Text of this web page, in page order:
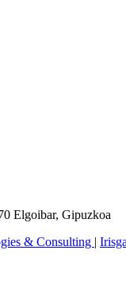
Elgoibar, Gipuzkoa
& Consulting |